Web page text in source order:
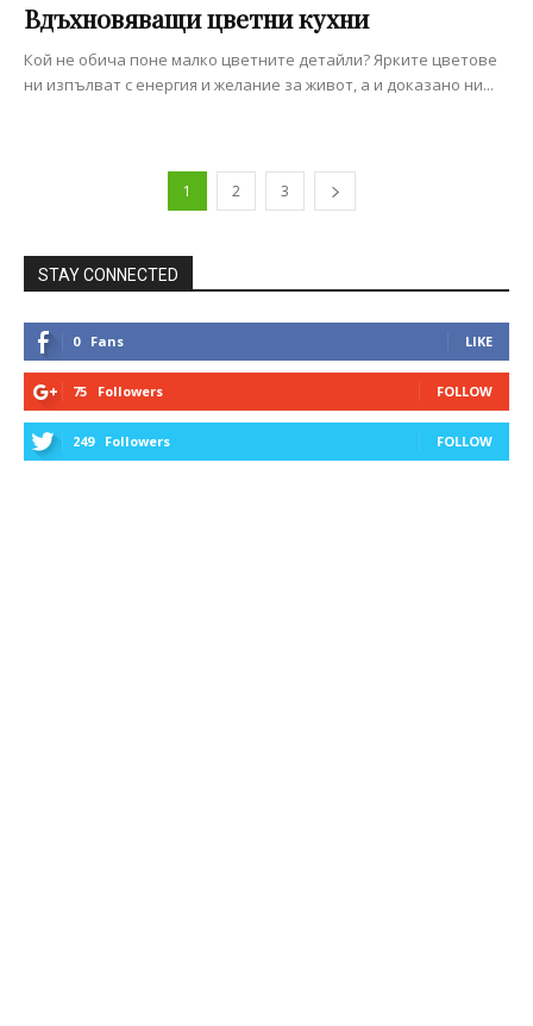
Вдъхновяващи цветни кухни
Кой не обича поне малко цветните детайли? Ярките цветове
ни изпълват с енергия и желание за живот, а и доказано ни...
1 2 3
STAY CONNECTED
0 Fans LIKE
75 Followers FOLLOW
249 Followers FOLLOW